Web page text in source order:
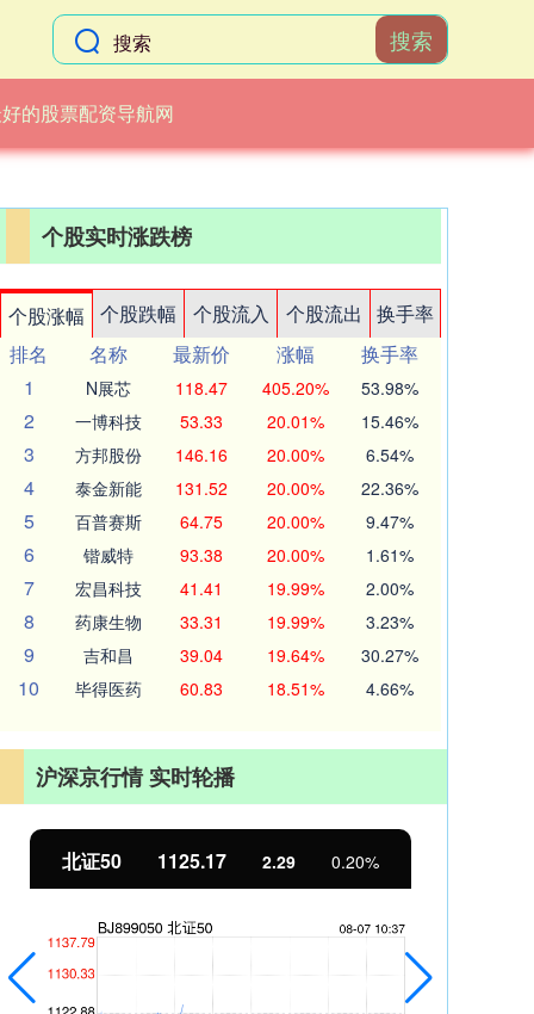
搜索
的股票配资导航网
个股实时涨跌榜
个股涨幅 个股跌幅 个股流入 个股流出
换手率
排名
名称 最新价 涨幅
换手率
1
N展芯 118.47 405.20% 53.98%
2 一博科技 53.33 20.01% 15.46%
3 方邦股份 146.16 20.00% 6.54%
4 泰金新能 131.52 20.00% 22.36%
5 百普赛斯 64.75 20.00% 9.47%
6 锴威特 93.38 20.00% 1.61%
7 宏昌科技 41.41 19.99% 2.00%
8 药康生物 33.31 19.99% 3.23%
9 吉和昌 39.04 19.64% 30.27%
10 毕得医药 60.83 18.51% 4.66%
沪深京行情 实时轮播
北证50 1125.17 2.29 0.20%